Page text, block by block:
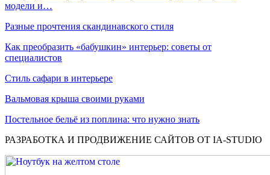
модели и…
Разные прочтения скандинавского стиля
Как преобразить «бабушкин» интерьер: советы от
специалистов
Стиль сафари в интерьере
Вальмовая крыша своими руками
Постельное бельё из поплина: что нужно знать
РАЗРАБОТКА И ПРОДВИЖЕНИЕ САЙТОВ ОТ IA-STUDIO